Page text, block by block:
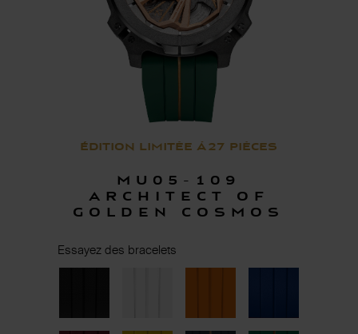
Édition limitée à 27 pièces
MU05-109
ARCHITECT OF
GOLDEN COSMOS
Essayez des bracelets